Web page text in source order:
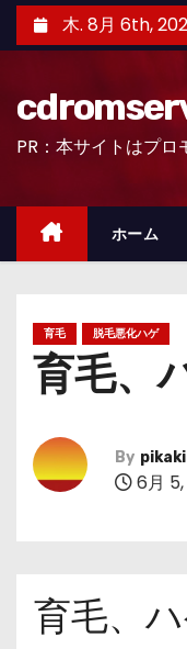
ン
ッ
木. 8月 6th,
PR：本サイトはプ
ホーム
育毛 脱毛悪化ハゲ
育毛、
By
6月
育毛、